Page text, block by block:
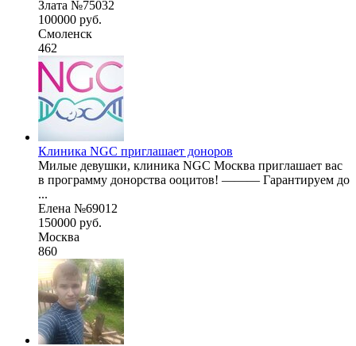
Злата №75032
100000 руб.
Смоленск
462
Клиника NGC приглашает доноров
Милые девушки, клиника NGC Москва приглашает вас
в программу донорства ооцитов! ——— Гарантируем до
...
Елена №69012
150000 руб.
Москва
860